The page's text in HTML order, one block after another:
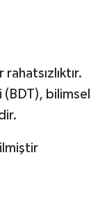
(BDT), bilimsel